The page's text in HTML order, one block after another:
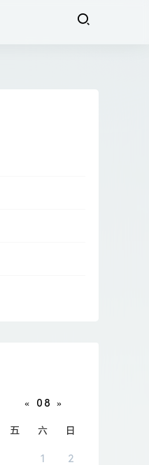
« 08 »
五 六 日
1 2